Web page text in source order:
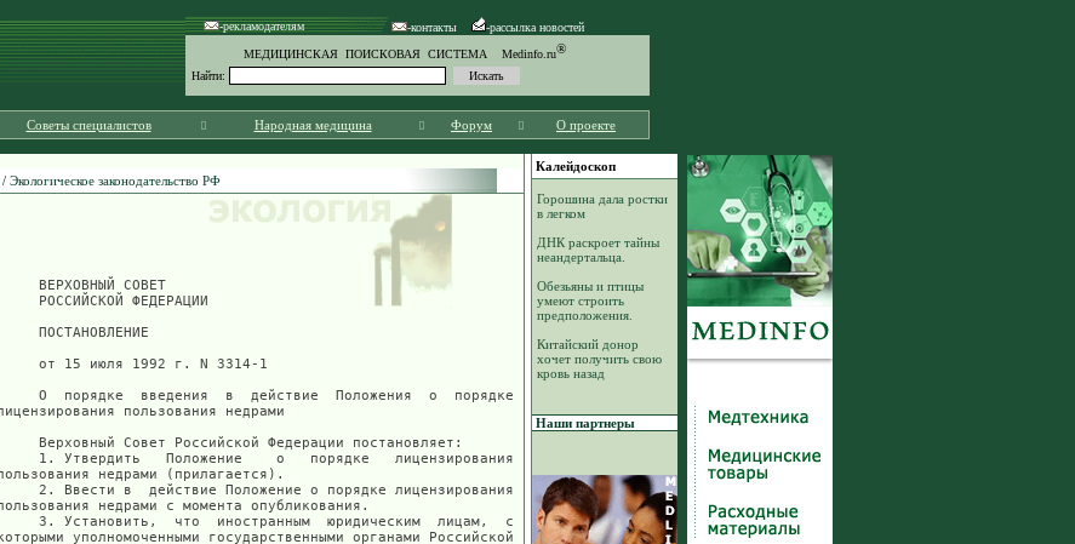
-рекламодателям -контакты -рассылка новостей
МЕДИЦИНСКАЯ ПОИСКОВАЯ СИСТЕМА Medinfo.ru®
Найти:
Советы специалистов Народная медицина Форум О проекте
/ Экологическое законодательство РФ
Калейдоскоп
Горошина дала ростки
в легком
ДНК раскроет тайны
неандертальца.
Обезьяны и птицы
умеют строить
предположения.
Китайский донор
хочет получить свою
кровь назад
Наши партнеры